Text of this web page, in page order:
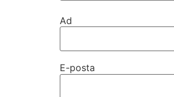
Ad
E-posta